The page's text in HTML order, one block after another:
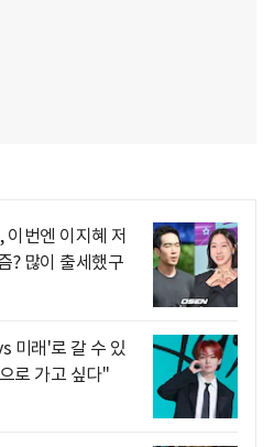
번엔 이지혜 저
? 많이 출세했구
미래'로 갈 수 있
로 가고 싶다"